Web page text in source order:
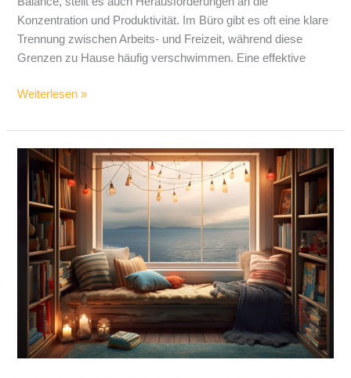
Konzentration und Produktivität. Im Büro gibt es oft eine klare
Trennung zwischen Arbeits- und Freizeit, während diese
Grenzen zu Hause häufig verschwimmen. Eine effektive
Weiterlesen »
So
gestaltest
eine
gemütliche
Leseecke